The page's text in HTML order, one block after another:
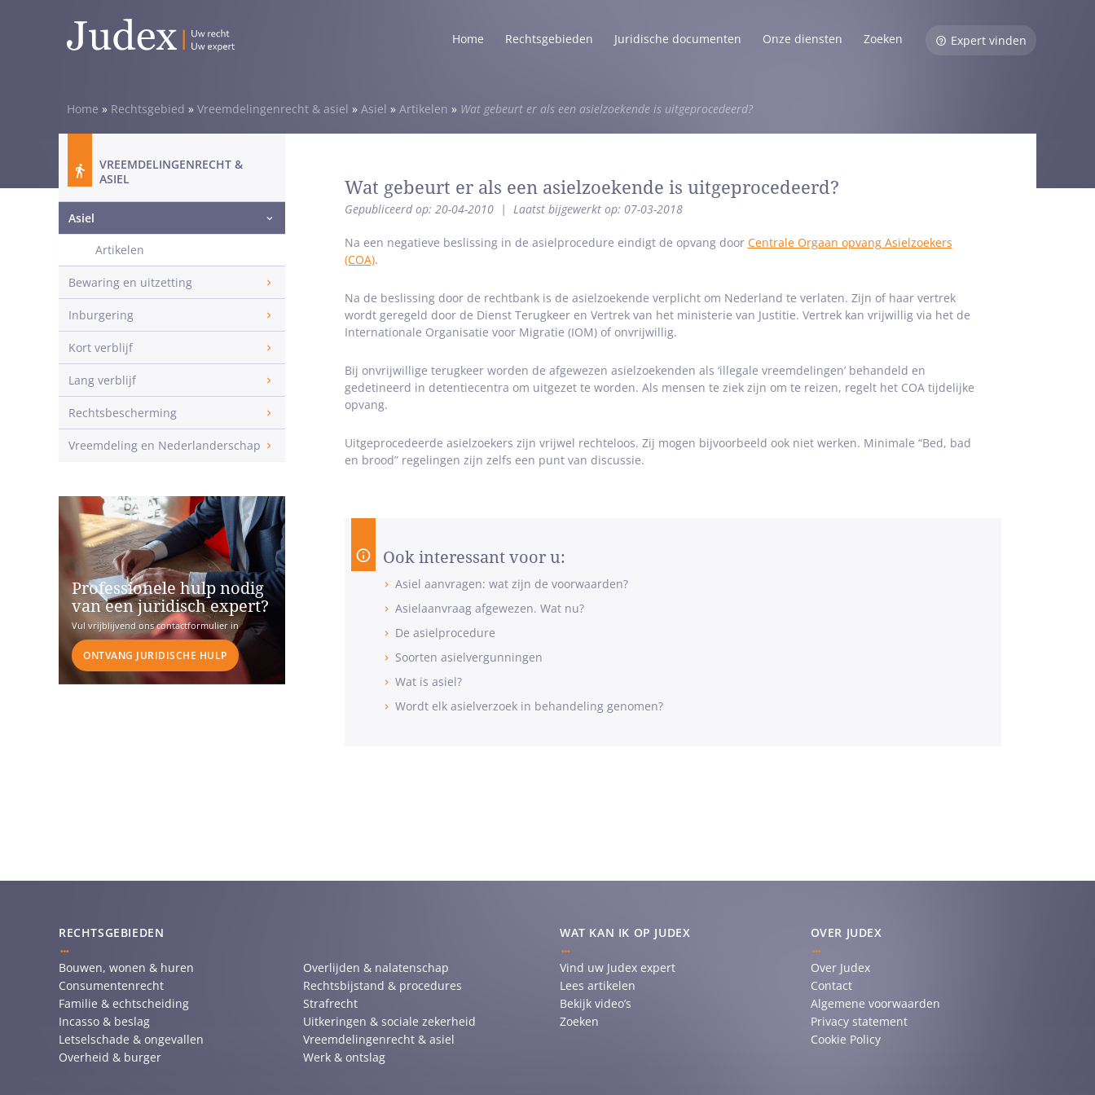
Home Rechtsgebieden Juridische documenten Onze diensten Zoeken Expert vinden
Home » Rechtsgebied » Vreemdelingenrecht & asiel » Asiel » Artikelen » Wat gebeurt er als een asielzoekende is uitgeprocedeerd?
Wat gebeurt er als een asielzoekende is uitgeprocedeerd?
Gepubliceerd op: 20-04-2010 | Laatst bijgewerkt op: 07-03-2018
Na een negatieve beslissing in de asielprocedure eindigt de opvang door Centrale Orgaan opvang Asielzoekers
(COA).
Na de beslissing door de rechtbank is de asielzoekende verplicht om Nederland te verlaten. Zijn of haar vertrek
wordt geregeld door de Dienst Terugkeer en Vertrek van het ministerie van Justitie. Vertrek kan vrijwillig via het de
Internationale Organisatie voor Migratie (IOM) of onvrijwillig.
Bij onvrijwillige terugkeer worden de afgewezen asielzoekenden als ‘illegale vreemdelingen’ behandeld en
gedetineerd in detentiecentra om uitgezet te worden. Als mensen te ziek zijn om te reizen, regelt het COA tijdelijke
opvang.
Uitgeprocedeerde asielzoekers zijn vrijwel rechteloos. Zij mogen bijvoorbeeld ook niet werken. Minimale “Bed, bad
en brood” regelingen zijn zelfs een punt van discussie.
Ook interessant voor u:
Asiel aanvragen: wat zijn de voorwaarden?
Asielaanvraag afgewezen. Wat nu?
De asielprocedure
Soorten asielvergunningen
Wat is asiel?
Wordt elk asielverzoek in behandeling genomen?
VREEMDELINGENRECHT &
ASIEL
Asiel
Artikelen
Bewaring en uitzetting
Inburgering
Kort verblijf
Lang verblijf
Rechtsbescherming
Vreemdeling en Nederlanderschap
Professionele hulp nodig
van een juridisch expert?
Vul vrijblijvend ons contactformulier in
ONTVANG JURIDISCHE HULP
RECHTSGEBIEDEN
Bouwen, wonen & huren
Consumentenrecht
Familie & echtscheiding
Incasso & beslag
Letselschade & ongevallen
Overheid & burger
Overlijden & nalatenschap
Rechtsbijstand & procedures
Strafrecht
Uitkeringen & sociale zekerheid
Vreemdelingenrecht & asiel
Werk & ontslag
WAT KAN IK OP JUDEX
Vind uw Judex expert
Lees artikelen
Bekijk video’s
Zoeken
OVER JUDEX
Over Judex
Contact
Algemene voorwaarden
Privacy statement
Cookie Policy